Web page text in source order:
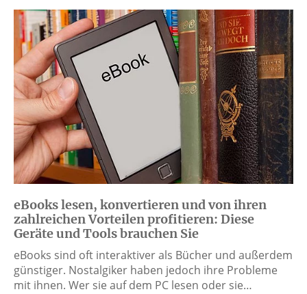
eBooks lesen, konvertieren und von ihren
zahlreichen Vorteilen profitieren: Diese
Geräte und Tools brauchen Sie
eBooks sind oft interaktiver als Bücher und außerdem
günstiger. Nostalgiker haben jedoch ihre Probleme
mit ihnen. Wer sie auf dem PC lesen oder sie…